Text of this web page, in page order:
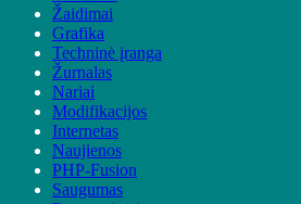
Žaidimai
Grafika
Techninė įranga
Žurnalas
Nariai
Modifikacijos
Internetas
Naujienos
PHP-Fusion
Saugumas